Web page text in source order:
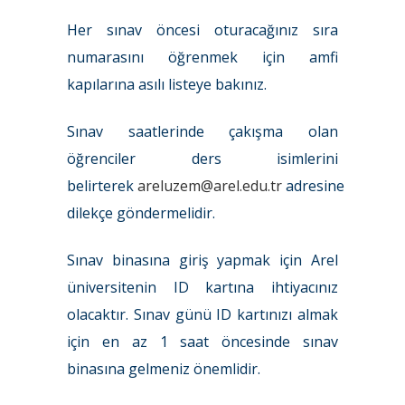
Her sınav öncesi oturacağınız sıra
numarasını öğrenmek için amfi
kapılarına asılı listeye bakınız.
Sınav saatlerinde çakışma olan
öğrenciler ders isimlerini
belirterekareluzem@arel.edu.tradresine
dilekçe göndermelidir.
Sınav binasına giriş yapmak için Arel
üniversitenin ID kartına ihtiyacınız
olacaktır. Sınav günü ID kartınızı almak
için en az 1 saat öncesinde sınav
binasına gelmeniz önemlidir.